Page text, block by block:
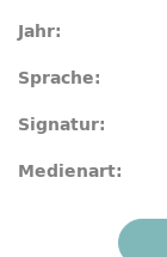
Jahr:
Sprache:
Signatur:
Medienart: